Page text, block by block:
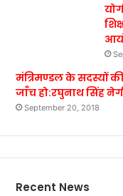
मंत्रिमण्डल के सदस्यों
जाँच हो:रघुनाथ सिंह
September 20, 2018
Recent News